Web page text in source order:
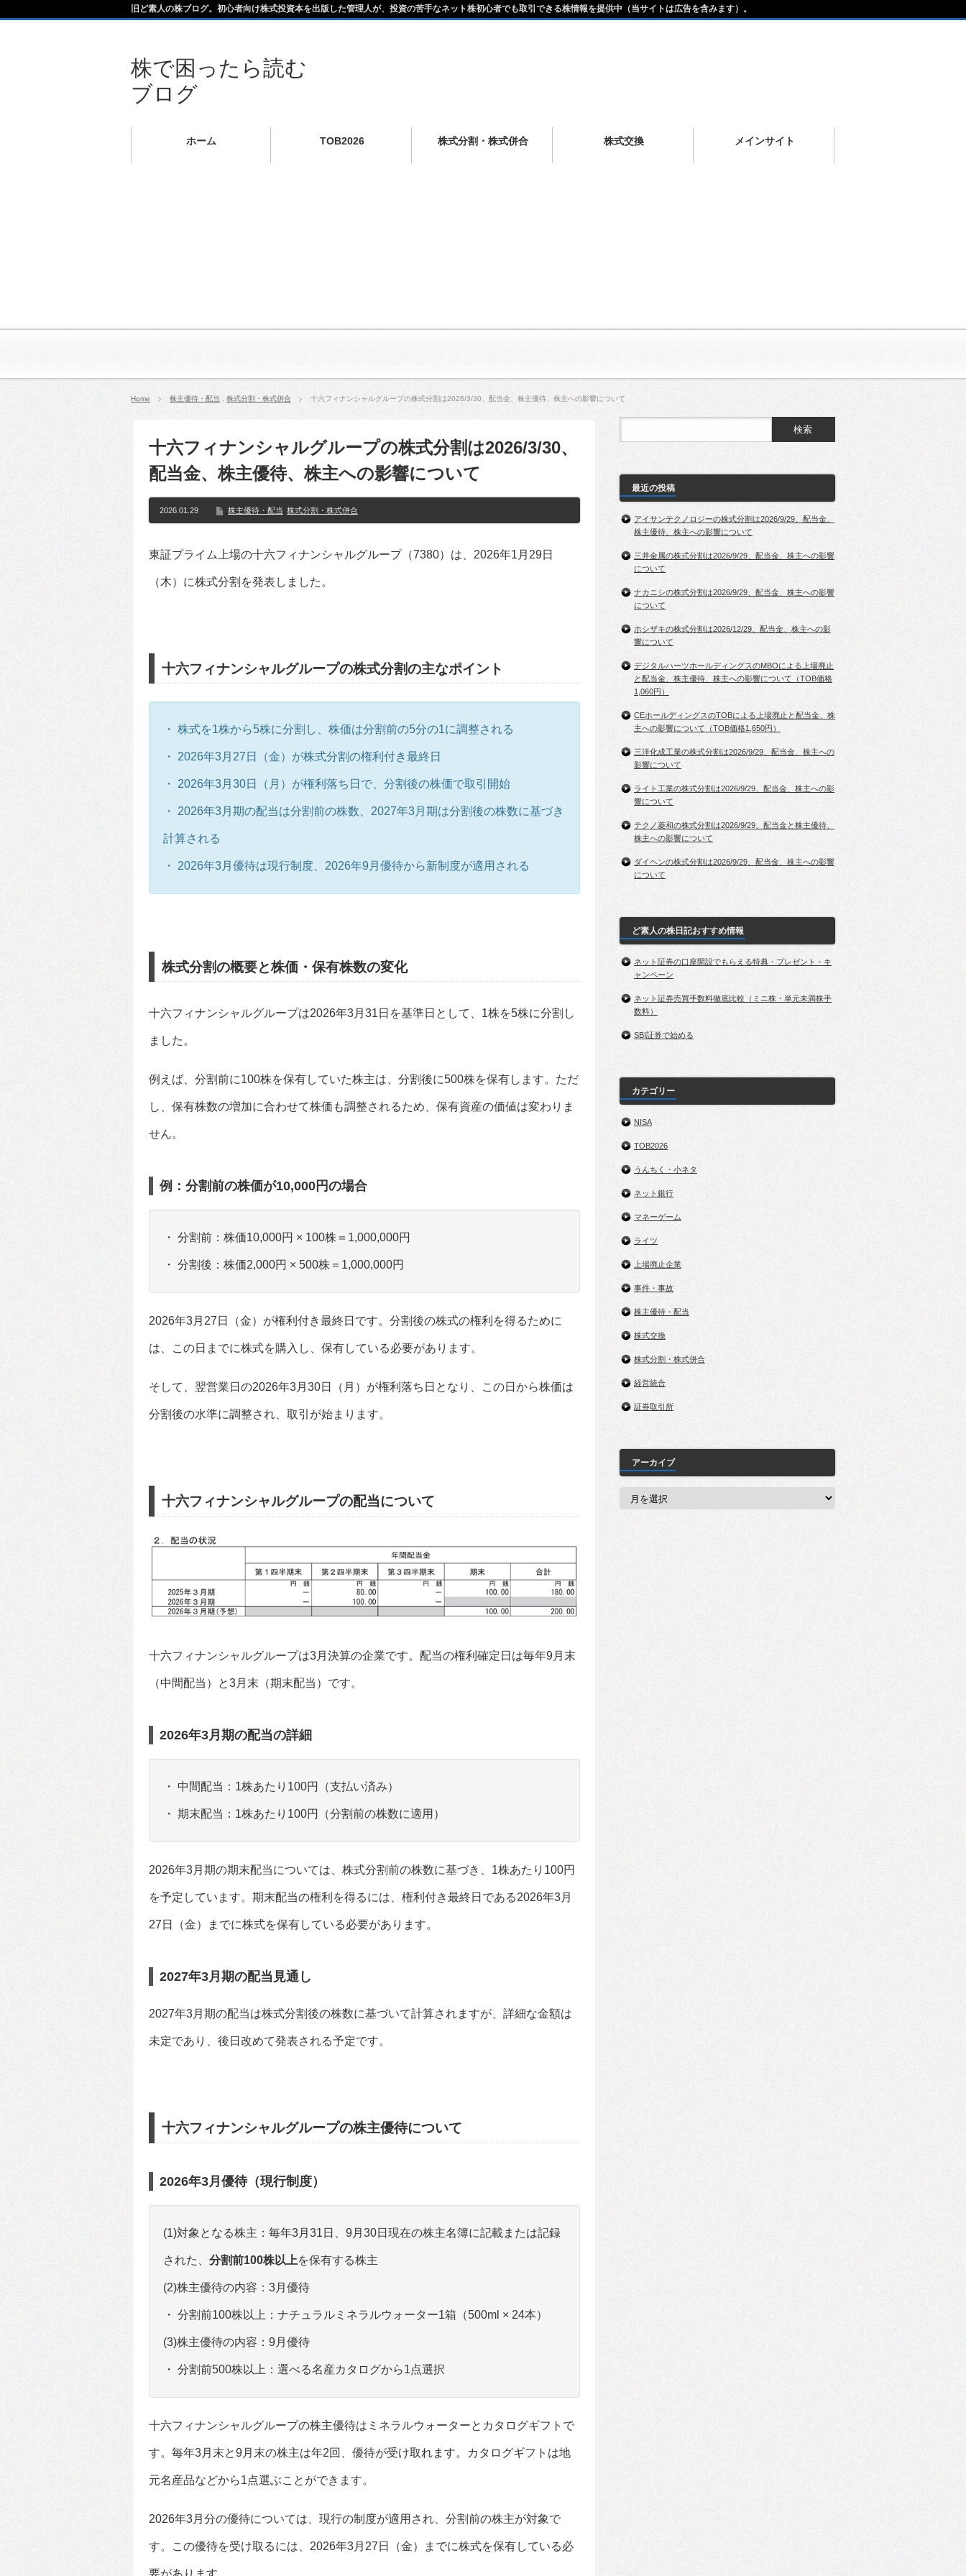
株で困ったら読む
ブログ
ホーム TOB2026 株式分割・株式併合 株式交換 メインサイト
旧ど素人の株ブログ。初心者向け株式投資本を出版した管理人が、投資の苦手なネット株初心者でも取引できる株情報を提供中（当サイトは広告を含みます）。
Home 株主優待・配当 株式分割・株式併合 十六フィナンシャルグループの株式分割は2026/3/30、配当金、株主優待、株主への影響について
十六フィナンシャルグループの株式分割は2026/3/30、
配当金、株主優待、株主への影響について
2026.01.29 株主優待・配当 株式分割・株式併合
東証プライム上場の十六フィナンシャルグループ（7380）は、2026年1月29日
（木）に株式分割を発表しました。
十六フィナンシャルグループの株式分割の主なポイント
・ 株式を1株から5株に分割し、株価は分割前の5分の1に調整される
・ 2026年3月27日（金）が株式分割の権利付き最終日
・ 2026年3月30日（月）が権利落ち日で、分割後の株価で取引開始
・ 2026年3月期の配当は分割前の株数、2027年3月期は分割後の株数に基づき
計算される
・ 2026年3月優待は現行制度、2026年9月優待から新制度が適用される
株式分割の概要と株価・保有株数の変化
十六フィナンシャルグループは2026年3月31日を基準日として、1株を5株に分割し
ました。
例えば、分割前に100株を保有していた株主は、分割後に500株を保有します。ただ
し、保有株数の増加に合わせて株価も調整されるため、保有資産の価値は変わりま
せん。
例：分割前の株価が10,000円の場合
・ 分割前：株価10,000円 × 100株＝1,000,000円
・ 分割後：株価2,000円 × 500株＝1,000,000円
2026年3月27日（金）が権利付き最終日です。分割後の株式の権利を得るために
は、この日までに株式を購入し、保有している必要があります。
そして、翌営業日の2026年3月30日（月）が権利落ち日となり、この日から株価は
分割後の水準に調整され、取引が始まります。
十六フィナンシャルグループの配当について
十六フィナンシャルグループは3月決算の企業です。配当の権利確定日は毎年9月末
（中間配当）と3月末（期末配当）です。
2026年3月期の配当の詳細
・ 中間配当：1株あたり100円（支払い済み）
・ 期末配当：1株あたり100円（分割前の株数に適用）
2026年3月期の期末配当については、株式分割前の株数に基づき、1株あたり100円
を予定しています。期末配当の権利を得るには、権利付き最終日である2026年3月
27日（金）までに株式を保有している必要があります。
2027年3月期の配当見通し
2027年3月期の配当は株式分割後の株数に基づいて計算されますが、詳細な金額は
未定であり、後日改めて発表される予定です。
十六フィナンシャルグループの株主優待について
2026年3月優待（現行制度）
(1)対象となる株主：毎年3月31日、9月30日現在の株主名簿に記載または記録
された、 分割前100株以上を保有する株主
(2)株主優待の内容：3月優待
・ 分割前100株以上：ナチュラルミネラルウォーター1箱（500ml × 24本）
(3)株主優待の内容：9月優待
・ 分割前500株以上：選べる名産カタログから1点選択
十六フィナンシャルグループの株主優待はミネラルウォーターとカタログギフトで
す。毎年3月末と9月末の株主は年2回、優待が受け取れます。カタログギフトは地
元名産品などから1点選ぶことができます。
2026年3月分の優待については、現行の制度が適用され、分割前の株主が対象で
す。この優待を受け取るには、2026年3月27日（金）までに株式を保有している必
要があります。
最近の投稿
アイサンテクノロジーの株式分割は2026/9/29、配当金、
株主優待、株主への影響について
三井金属の株式分割は2026/9/29、配当金、株主への影響
について
ナカニシの株式分割は2026/9/29、配当金、株主への影響
について
ホシザキの株式分割は2026/12/29、配当金、株主への影
響について
デジタルハーツホールディングスのMBOによる上場廃止
と配当金、株主優待、株主への影響について（TOB価格
1,060円）
CEホールディングスのTOBによる上場廃止と配当金、株
主への影響について（TOB価格1,650円）
三洋化成工業の株式分割は2026/9/29、配当金、株主への
影響について
ライト工業の株式分割は2026/9/29、配当金、株主への影
響について
テクノ菱和の株式分割は2026/9/29、配当金と株主優待、
株主への影響について
ダイヘンの株式分割は2026/9/29、配当金、株主への影響
について
ど素人の株日記おすすめ情報
ネット証券の口座開設でもらえる特典・プレゼント・キ
ャンペーン
ネット証券売買手数料徹底比較（ミニ株・単元未満株手
数料）
SBI証券で始める
カテゴリー
NISA
TOB2026
うんちく・小ネタ
ネット銀行
マネーゲーム
ライツ
上場廃止企業
事件・事故
株主優待・配当
株式交換
株式分割・株式併合
経営統合
証券取引所
アーカイブ